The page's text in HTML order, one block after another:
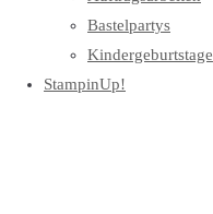
Bastelpartys
Kindergeburtstage
StampinUp!